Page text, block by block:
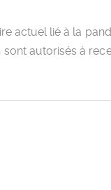
actuel lié à la
autorisés à